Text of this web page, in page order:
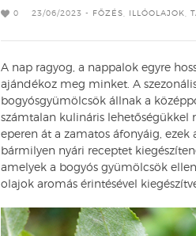
0 23/06/2023 - FŐZÉS ILLÓOLAJOK
A nap ragyog, a nappalok egyre
ajándékoz meg minket. A
bogyósgyümölcsök állnak a
számtalan kulináris lehetőségükkel
eperen át a zamatos áfonyáig, ezek
bármilyen nyári receptet
amelyek a bogyós gyümölcsök
olajok aromás érintésével